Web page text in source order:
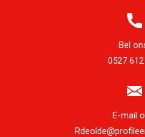
Bel
0527
E-mail